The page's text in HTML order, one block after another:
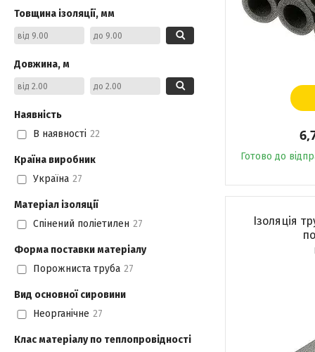
Готово до
Ізоляція
Товщина ізоляції, мм
Довжина, м
Наявність
В наявності 22
Країна виробник
Україна 27
Матеріал ізоляції
Спінений поліетилен 27
Форма поставки матеріалу
Порожниста труба 27
Вид основної сировини
Неорганічне 27
Клас матеріалу по теплопровідності